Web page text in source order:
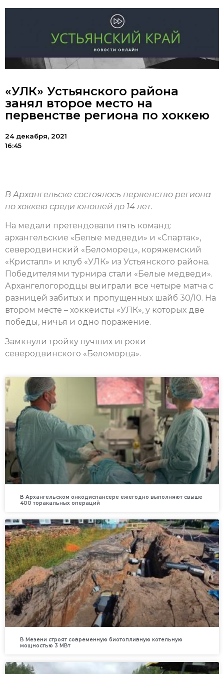
«УЛК» Устьянского района
занял второе место на
первенстве региона по хоккею
24 декабря, 2021
16:45
В Архангельске состоялось первенство региона
по хоккею среди юношей до 14 лет.
На медали претендовали пять команд:
архангельские «Белые медведи» и «Спартак»,
северодвинский «Беломорец», коряжемский
«Кристалл» и клуб «УЛК» из Устьянского района.
Победителями турнира стали «Белые медведи».
Архангелогородцы выиграли все четыре матча с
разницей забитых и пропущенных шайб 30/10. На
втором месте – хоккеисты «УЛК», у которых две
победы, ничья и одно поражение.
Замкнули тройку лучших игроки
северодвинского «Беломорца».
В Архангельском онкодиспансере ежегодно выполняют свыше
400 торакальных операций
В Мезени строят современную биотопливную котельную
мощностью 3 МВт